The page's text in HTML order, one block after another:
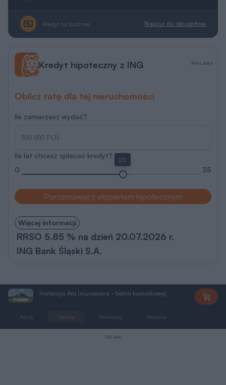
Kredyt na budowę Napisz do ekspertów
Kredyt hipoteczny z ING
Oblicz ratę dla tej nieruchomości
Ile zamierzasz wydać?
Ile lat chcesz spłacać kredyt?
0
20
35
Porozmawiaj z ekspertem hipotecznym
Więcej informacji
RRSO 5.85 % na dzień 20.07.2026 r.
ING Bank Śląski S.A.
REKLAMA
Hortensja Atu (murowana - beton komórkowy)
Rzuty Działka Parametry Podobne
REKLAMA